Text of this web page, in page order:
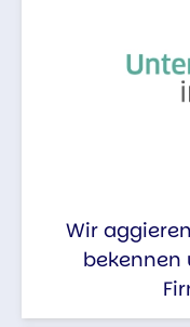
Wir
bekennen